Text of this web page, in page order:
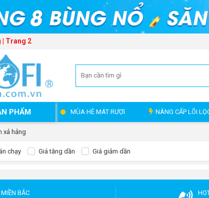
| Trang 2
PHẨM MÙA HÈ MÁT RƯỢI NÂNG CẤP LÕI
xả hảng
chạy Giá tăng dần Giá giảm dần
BẮC